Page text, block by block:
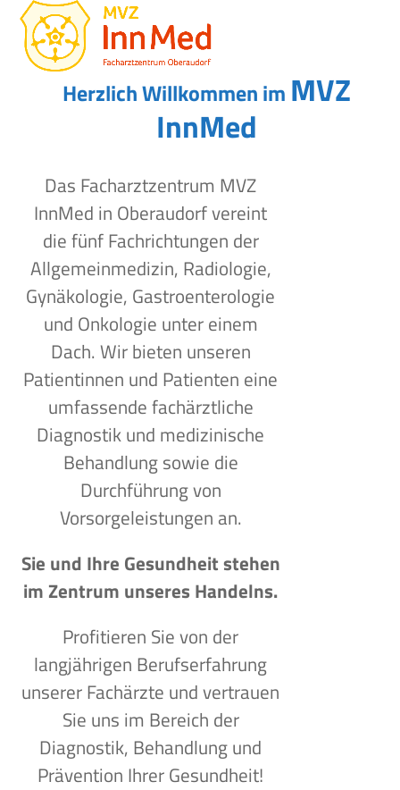
Skip
content
Open
mobile
menu
Close
mobile
menu
Herzlich Willkommen im MVZ
InnMed
Das Facharztzentrum MVZ
InnMed in Oberaudorf vereint
die fünf Fachrichtungen der
Allgemeinmedizin, Radiologie,
Gynäkologie, Gastroenterologie
und Onkologie unter einem
Dach. Wir bieten unseren
Patientinnen und Patienten eine
umfassende fachärztliche
Diagnostik und medizinische
Behandlung sowie die
Durchführung von
Vorsorgeleistungen an.
Sie und Ihre Gesundheit stehen
im Zentrum unseres Handelns.
Profitieren Sie von der
langjährigen Berufserfahrung
unserer Fachärzte und vertrauen
Sie uns im Bereich der
Diagnostik, Behandlung und
Prävention Ihrer Gesundheit!